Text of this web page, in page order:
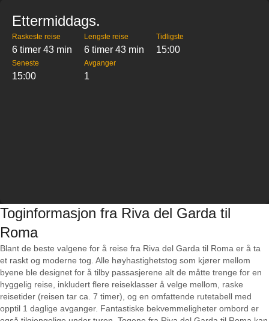
Ettermiddags.
Raskeste reise
6 timer 43 min
Lengste reise
6 timer 43 min
Tidligste
15:00
Seneste
15:00
Avganger
1
Toginformasjon fra Riva del Garda til
Roma
Blant de beste valgene for å reise fra Riva del Garda til Roma er å ta
et raskt og moderne tog. Alle høyhastighetstog som kjører mellom
byene ble designet for å tilby passasjerene alt de måtte trenge for en
hyggelig reise, inkludert flere reiseklasser å velge mellom, raske
reisetider (reisen tar ca. 7 timer), og en omfattende rutetabell med
opptil 1 daglige avganger. Fantastiske bekvemmeligheter ombord er